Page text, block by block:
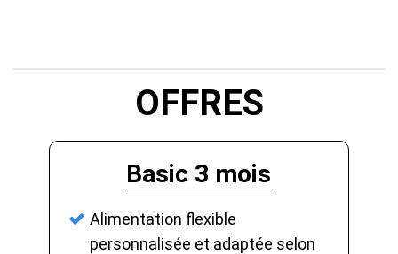
OFFRES
Basic 3 mois
Alimentation flexible
personnalisée et adaptée selon